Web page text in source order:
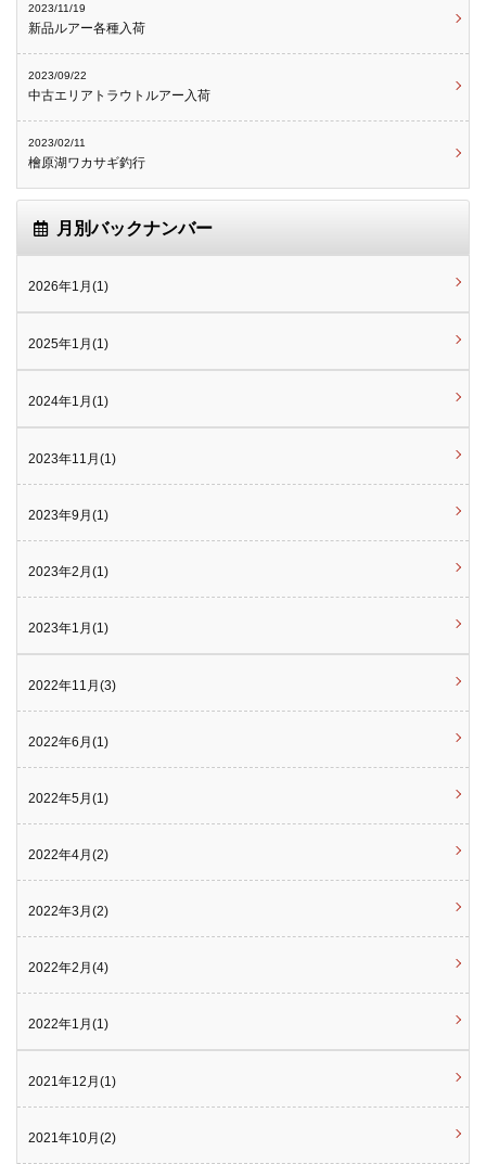
2023/11/19
新品ルアー各種入荷
2023/09/22
中古エリアトラウトルアー入荷
2023/02/11
檜原湖ワカサギ釣行
月別バックナンバー
2026年1月(1)
2025年1月(1)
2024年1月(1)
2023年11月(1)
2023年9月(1)
2023年2月(1)
2023年1月(1)
2022年11月(3)
2022年6月(1)
2022年5月(1)
2022年4月(2)
2022年3月(2)
2022年2月(4)
2022年1月(1)
2021年12月(1)
2021年10月(2)